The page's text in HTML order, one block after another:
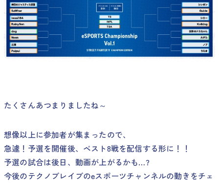
たくさんあつまりましたね～
想像以上に参加者が集まったので、
急遽！予選を開催後、ベスト8戦を配信する形に！！
予選の試合は後日、動画が上がるかも…?
今後のテクノブレイブのeスポーツチャンネルの動きをチェ